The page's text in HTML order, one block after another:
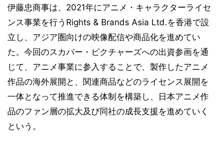
伊藤忠商事は、2021年にアニメ・キャラクターライセ
ンス事業を行うRights & Brands Asia Ltd.を香港で設
立し、アジア圏向けの映像配信や商品化を進めてい
た。今回のスカパー・ピクチャーズへの出資参画を通
じて、アニメ事業に参入することで、製作したアニメ
作品の海外展開と、関連商品などのライセンス展開を
一体となって推進できる体制を構築し、日本アニメ作
品のファン層の拡大及び同社の成長支援を進めていく
という。